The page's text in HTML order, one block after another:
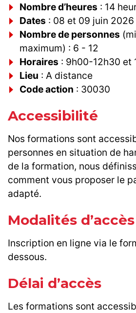
Nombre d’heures : 14
Dates : 08 et 09 juin 2026
Nombre de personnes
maximum) : 6 - 12
Horaires : 9h00-12h30 et
Lieu : A distance
Code action : 30030
Accessibilité
Nos formations sont
personnes en situation de
de la formation, nous
comment vous proposer le
adapté.
Modalités d’accès
Inscription en ligne via le
dessous.
Délai d’accès
Les formations sont